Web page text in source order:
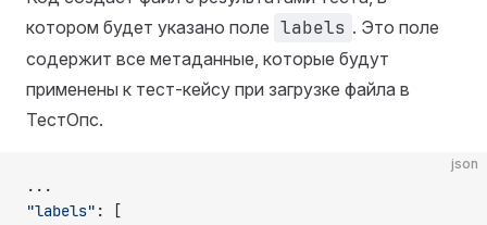
котором будет указано поле labels . Это поле
содержит все метаданные, которые будут
применены к тест-кейсу при загрузке файла в
ТестОпс.
json
...
"labels" : [